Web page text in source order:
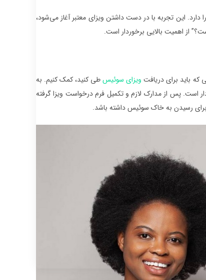
این تجربه با در دست داشتن ویزای معتبر آغاز می‌شود،
از اهمیت بالایی برخوردار است.
که باید برای دریافت ویزای سوئیسطی کنید، کمک کنیم. به
است. پس از مدارک لازم و تکمیل فرم درخواست ویزا گرفته
برای رسیدن به خاک سوئیس داشته باشد.